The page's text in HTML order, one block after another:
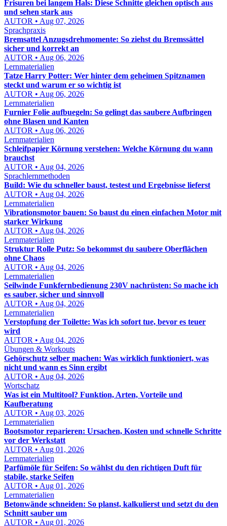
Frisuren bei langem Hals: Diese Schnitte gleichen optisch aus
und sehen stark aus
AUTOR • Aug 07, 2026
Sprachpraxis
Bremsattel Anzugsdrehmomente: So ziehst du Bremssättel
sicher und korrekt an
AUTOR • Aug 06, 2026
Lernmaterialien
Tatze Harry Potter: Wer hinter dem geheimen Spitznamen
steckt und warum er so wichtig ist
AUTOR • Aug 06, 2026
Lernmaterialien
Furnier Folie aufbuegeln: So gelingt das saubere Aufbringen
ohne Blasen und Kanten
AUTOR • Aug 06, 2026
Lernmaterialien
Schleifpapier Körnung verstehen: Welche Körnung du wann
brauchst
AUTOR • Aug 04, 2026
Sprachlernmethoden
Build: Wie du schneller baust, testest und Ergebnisse lieferst
AUTOR • Aug 04, 2026
Lernmaterialien
Vibrationsmotor bauen: So baust du einen einfachen Motor mit
starker Wirkung
AUTOR • Aug 04, 2026
Lernmaterialien
Struktur Rolle Putz: So bekommst du saubere Oberflächen
ohne Chaos
AUTOR • Aug 04, 2026
Lernmaterialien
Seilwinde Funkfernbedienung 230V nachrüsten: So mache ich
es sauber, sicher und sinnvoll
AUTOR • Aug 04, 2026
Lernmaterialien
Verstopfung der Toilette: Was ich sofort tue, bevor es teuer
wird
AUTOR • Aug 04, 2026
Übungen & Workouts
Gehörschutz selber machen: Was wirklich funktioniert, was
nicht und wann es Sinn ergibt
AUTOR • Aug 04, 2026
Wortschatz
Was ist ein Multitool? Funktion, Arten, Vorteile und
Kaufberatung
AUTOR • Aug 03, 2026
Lernmaterialien
Bootsmotor reparieren: Ursachen, Kosten und schnelle Schritte
vor der Werkstatt
AUTOR • Aug 01, 2026
Lernmaterialien
Parfümöle für Seifen: So wählst du den richtigen Duft für
stabile, starke Seifen
AUTOR • Aug 01, 2026
Lernmaterialien
Betonwände schneiden: So planst, kalkulierst und setzt du den
Schnitt sauber um
AUTOR • Aug 01, 2026